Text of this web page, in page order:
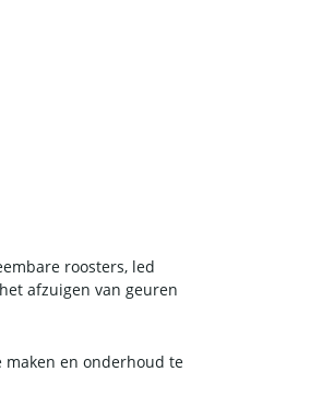
roosters, led
afzuigen van geuren
maken en onderhoud te